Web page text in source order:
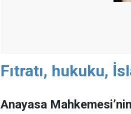
Fıtratı, hukuku,
Anayasa